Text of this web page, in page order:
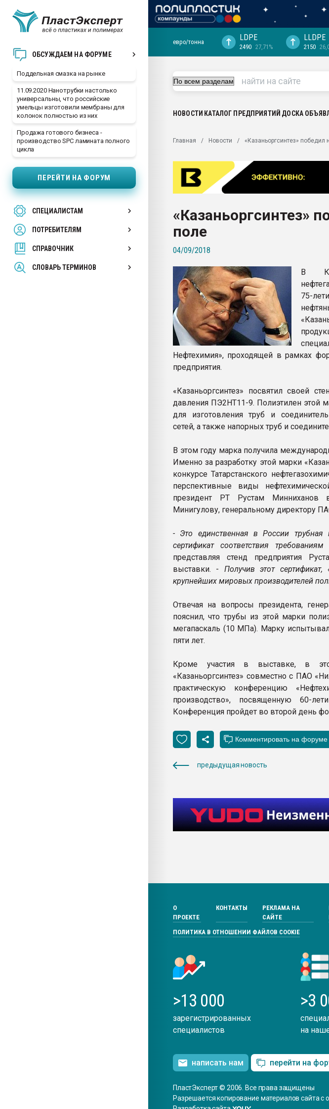
ОБСУЖДАЕМ НА ФОРУМЕ
Поддельная смазка на рынке
11.09.2020 Нанотрубки настолько
универсальны, что российские
умельцы изготовили мембраны для
колонок полностью из них
Продажа готового бизнеса -
производство SPC ламината полного
цикла
ПЕРЕЙТИ НА ФОРУМ
СПЕЦИАЛИСТАМ
ПОТРЕБИТЕЛЯМ
СПРАВОЧНИК
СЛОВАРЬ ТЕРМИНОВ
ближайшее подмосковье, с.-в.
Подмосковье, Москва
первый план в переработке
28.07.2026 "Технониколь" довольна
Всё, что касается выдува ПЭТ
Материал поверхности пуансона для
Продам отходы Композиция
поликарбоната и АБС-пластика
Armaloy PC/ABS-1IM черный цвет
евро/тонна LDPE
2490 27,71%
LLDPE
2150
НОВОСТИ КАТАЛОГ ПРЕДПРИЯТИЙ ДОСКА
Главная Новости «Казаньоргсинтез» победил
«Казаньоргсинтез»
поле
04/09/2018
В
75-
Нефтехимия», проходящей в рамках
предприятия.
«Казаньоргсинтез» посвятил своей
давления ПЭ2НТ11-9. Полиэтилен этой
для изготовления труб и
сетей, а также напорных труб и
В этом году марка получила
Именно за разработку этой марки
конкурсе Татарстанского
перспективные виды
президент РТ Рустам Минниханов
Минигулову, генеральному директору
- Это единственная в России трубная
сертификат соответствия требованиям
представляя стенд предприятия
выставки. - Получив этот сертификат,
крупнейших мировых производителей
Отвечая на вопросы президента,
пояснил, что трубы из этой марки
мегапаскаль (10 МПа). Марку
пяти лет.
Кроме участия в выставке, в
«Казаньоргсинтез» совместно с ПАО
практическую конференцию
производство», посвященную 60-
Конференция пройдет во второй день
предыдущая новость
О
ПРОЕКТЕ
КОНТАКТЫ
РЕКЛАМА НА
САЙТЕ
ПОЛИТИКА В ОТНОШЕНИИ ФАЙЛОВ COOKIE
>13 000
зарегистрированных
специалистов
>3
на
написать нам перейти на
ПластЭксперт © 2006. Все права защищены
Разрешается копирование материалов сайта с